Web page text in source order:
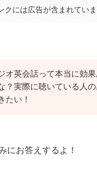
クには広告が含まれていま
オ英会話って本当に効
？実際に聴いている人
たい！
にお答えするよ！